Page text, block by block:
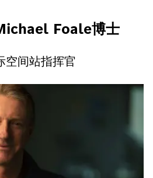
Foale博士
空间站指挥官